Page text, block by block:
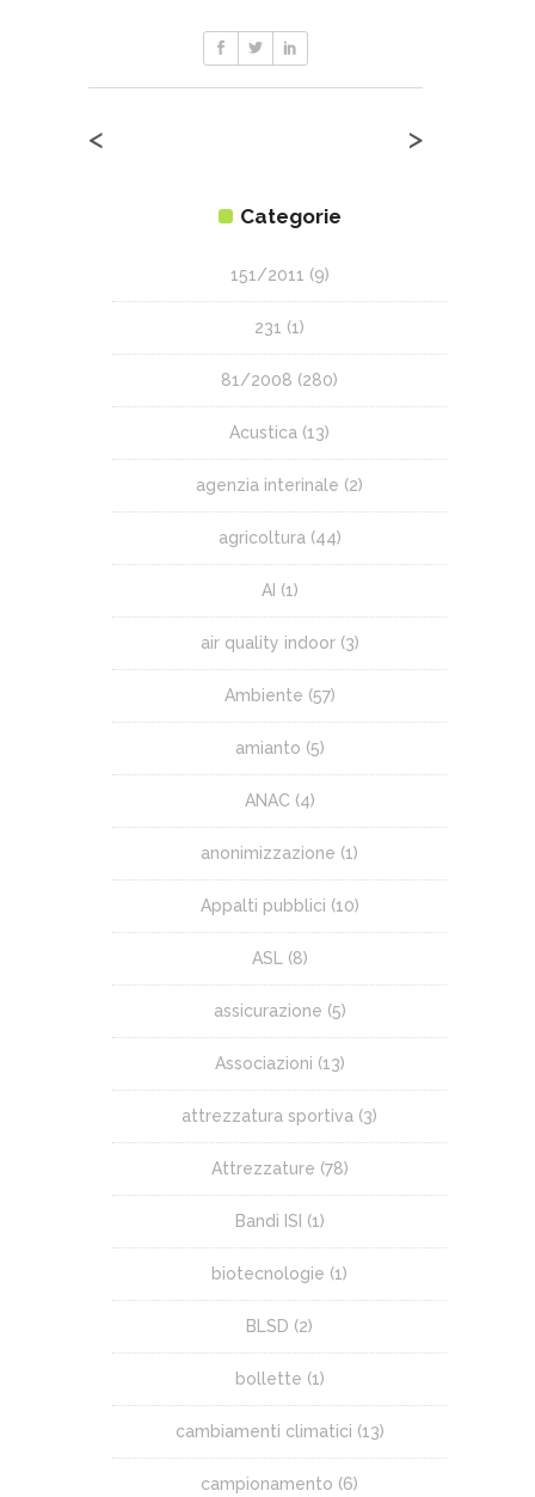
< >
Categorie
151/2011 (9)
231 (1)
81/2008 (280)
Acustica (13)
agenzia interinale (2)
agricoltura (44)
AI (1)
air quality indoor(3)
Ambiente (57)
amianto (5)
ANAC (4)
anonimizzazione (1)
Appalti pubblici (10)
ASL (8)
assicurazione (5)
Associazioni (13)
attrezzatura sportiva (3)
Attrezzature (78)
Bandi ISI (1)
biotecnologie (1)
BLSD (2)
bollette (1)
cambiamenti climatici (13)
campionamento (6)